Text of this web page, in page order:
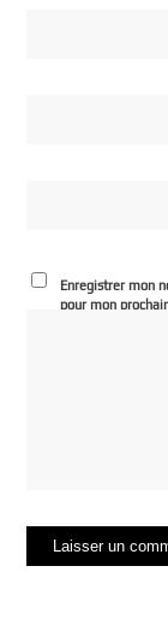
Enregistrer mon
pour mon